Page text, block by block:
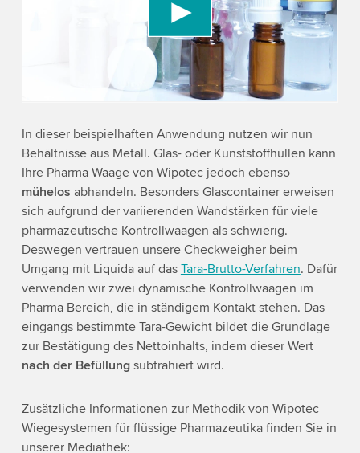
content that may collect data about your activity.
Please review the details and accept the service
to watch this video.
More information
In dieser beispielhaften Anwendung nutzen wir nun
Behältnisse aus Metall. Glas- oder Kunststoffhüllen kann
Ihre Pharma Waage von Wipotec jedoch ebenso
mühelos abhandeln. Besonders Glascontainer erweisen
sich aufgrund der variierenden Wandstärken für viele
pharmazeutische Kontrollwaagen als schwierig.
Deswegen vertrauen unsere Checkweigher beim
Umgang mit Liquida auf das Tara-Brutto-Verfahren. Dafür
verwenden wir zwei dynamische Kontrollwaagen im
Pharma Bereich, die in ständigem Kontakt stehen. Das
eingangs bestimmte Tara-Gewicht bildet die Grundlage
zur Bestätigung des Nettoinhalts, indem dieser Wert
nach der Befüllungsubtrahiert wird.
Zusätzliche Informationen zur Methodik von Wipotec
Wiegesystemen für flüssige Pharmazeutika finden Sie in
unserer Mediathek: